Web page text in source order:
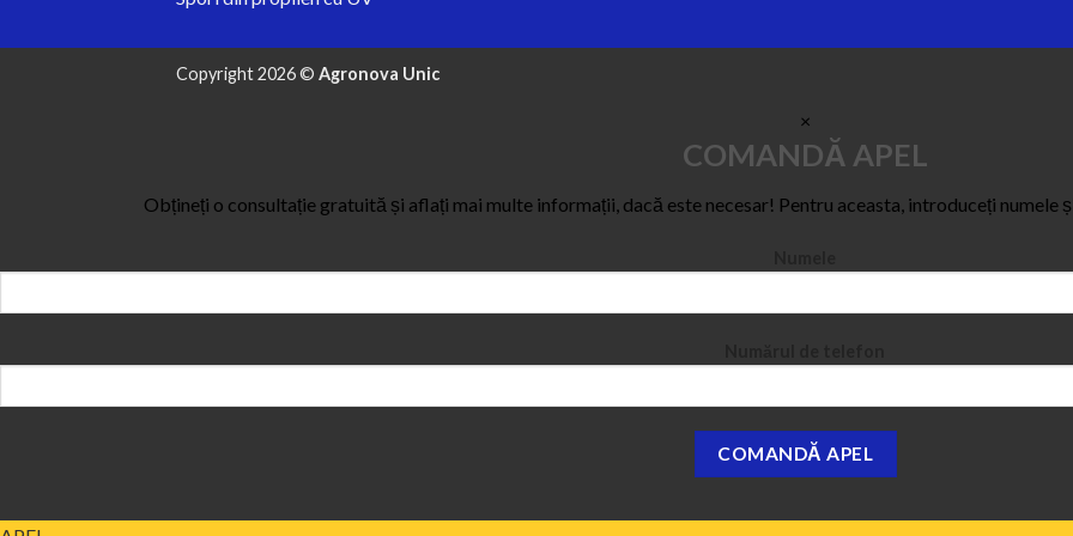
Copyright 2026 © Agronova Unic
×
COMANDĂ APEL
Obțineți o consultație gratuită și aflați mai multe informații, dacă este necesar! Pentru aceasta, introduceți numele